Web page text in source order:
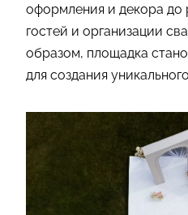
оформления и декора до
гостей и организации
образом, площадка
для создания